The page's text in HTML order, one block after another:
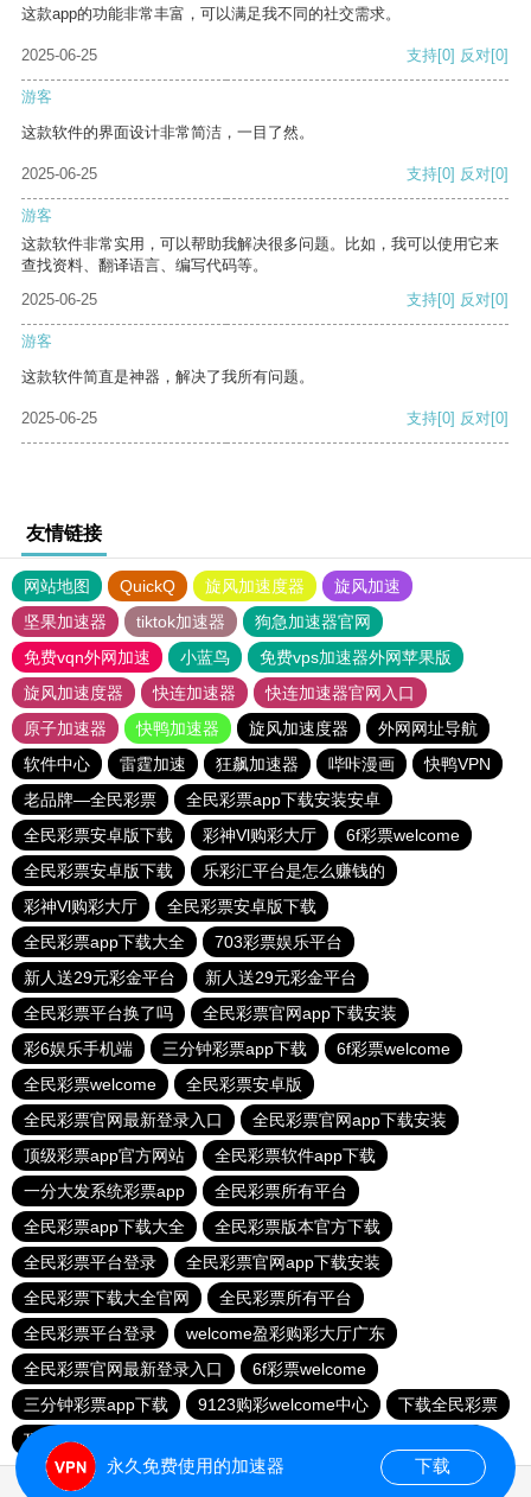
这款app的功能非常丰富，可以满足我不同的社交需求。
2025-06-25 支持[0] 反对[0]
游客
这款软件的界面设计非常简洁，一目了然。
2025-06-25 支持[0] 反对[0]
游客
这款软件非常实用，可以帮助我解决很多问题。比如，我可以使用它来
查找资料、翻译语言、编写代码等。
2025-06-25
支持[0] 反对[0]
游客
这款软件简直是神器，解决了我所有问题。
2025-06-25 支持[0] 反对[0]
友情链接
网站地图 QuickQ 旋风加速度器
旋风加速
坚果加速器
tiktok加速器
狗急加速器官网
免费vqn外网加速
小蓝鸟
免费vps加速器外网苹果版
旋风加速度器
快连加速器
快连加速器官网入口
原子加速器
快鸭加速器 旋风加速度器
外网网址导航
软件中心
雷霆加速 狂飙加速器 哔咔漫画
快鸭VPN
老品牌—全民彩票
全民彩票app下载安装安卓
全民彩票安卓版下载
彩神Vl购彩大厅
6f彩票welcome
全民彩票安卓版下载
乐彩汇平台是怎么赚钱的
彩神Vl购彩大厅
全民彩票安卓版下载
全民彩票app下载大全
703彩票娱乐平台
新人送29元彩金平台
新人送29元彩金平台
全民彩票平台换了吗
全民彩票官网app下载安装
彩6娱乐手机端
三分钟彩票app下载
6f彩票welcome
全民彩票welcome
全民彩票安卓版
全民彩票官网最新登录入口
全民彩票官网app下载安装
顶级彩票app官方网站
全民彩票软件app下载
一分大发系统彩票app
全民彩票所有平台
全民彩票app下载大全
全民彩票版本官方下载
全民彩票平台登录
全民彩票官网app下载安装
全民彩票下载大全官网
全民彩票所有平台
全民彩票平台登录
welcome盈彩购彩大厅广东
全民彩票官网最新登录入口
6f彩票welcome
三分钟彩票app下载
9123购彩welcome中心
下载全民彩票
顶级彩票app官方网站
永久免费使用的加速器 下载